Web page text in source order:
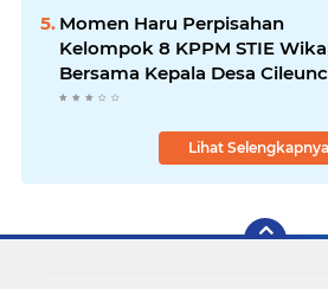
Momen Haru Perpisahan
Kelompok 8 KPPM STIE
Bersama Kepala Desa
di Kecamatan Bojong
Lihat Selengkapnya